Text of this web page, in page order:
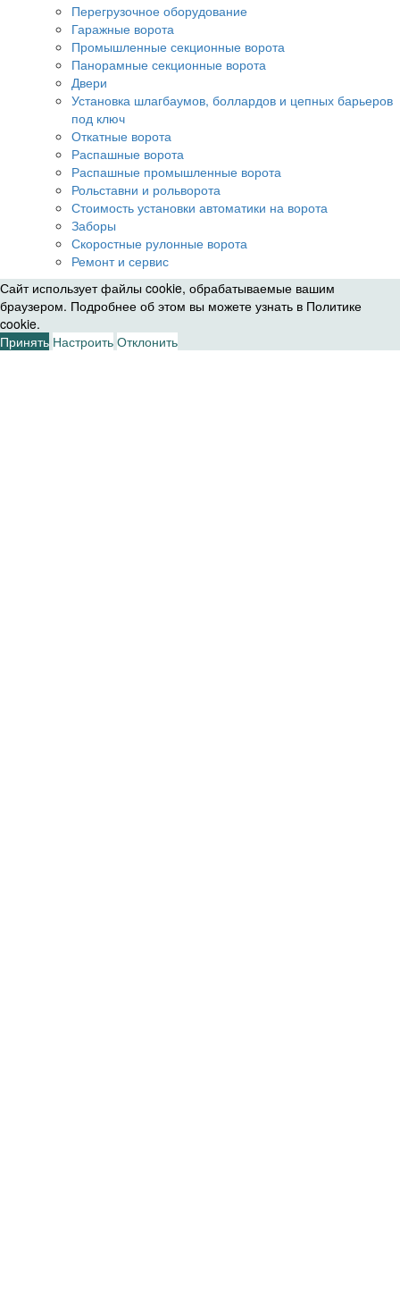
Перегрузочное оборудование
Гаражные ворота
Промышленные секционные ворота
Панорамные секционные ворота
Двери
Установка шлагбаумов, боллардов и цепных барьеров
под ключ
Откатные ворота
Распашные ворота
Распашные промышленные ворота
Рольставни и рольворота
Стоимость установки автоматики на ворота
Заборы
Скоростные рулонные ворота
Ремонт и сервис
Сайт использует файлы cookie, обрабатываемые вашим
браузером. Подробнее об этом вы можете узнать в Политике
cookie.
Принять Настроить Отклонить